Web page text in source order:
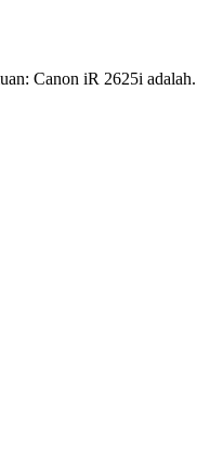
Canon iR 2625i